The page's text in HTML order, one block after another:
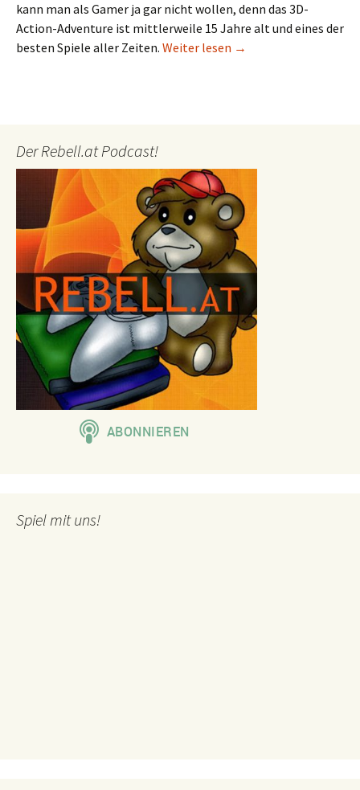
kann man als Gamer ja gar nicht wollen, denn das 3D-
Action-Adventure ist mittlerweile 15 Jahre alt und eines der
besten Spiele aller Zeiten. Weiter lesen Zückt die
→
Der Rebell.at Podcast!
Spiel mit uns!